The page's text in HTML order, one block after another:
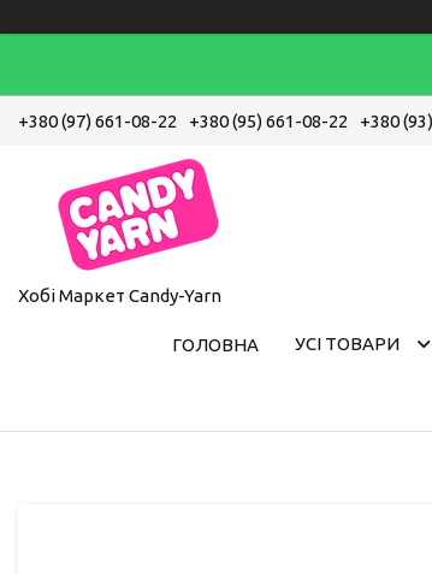
+380 (97) 661-08-22 +380 (95) 661-08-22 +380
Хобі Маркет Candy-Yarn
ГОЛОВНА УСІ ТОВАРИ